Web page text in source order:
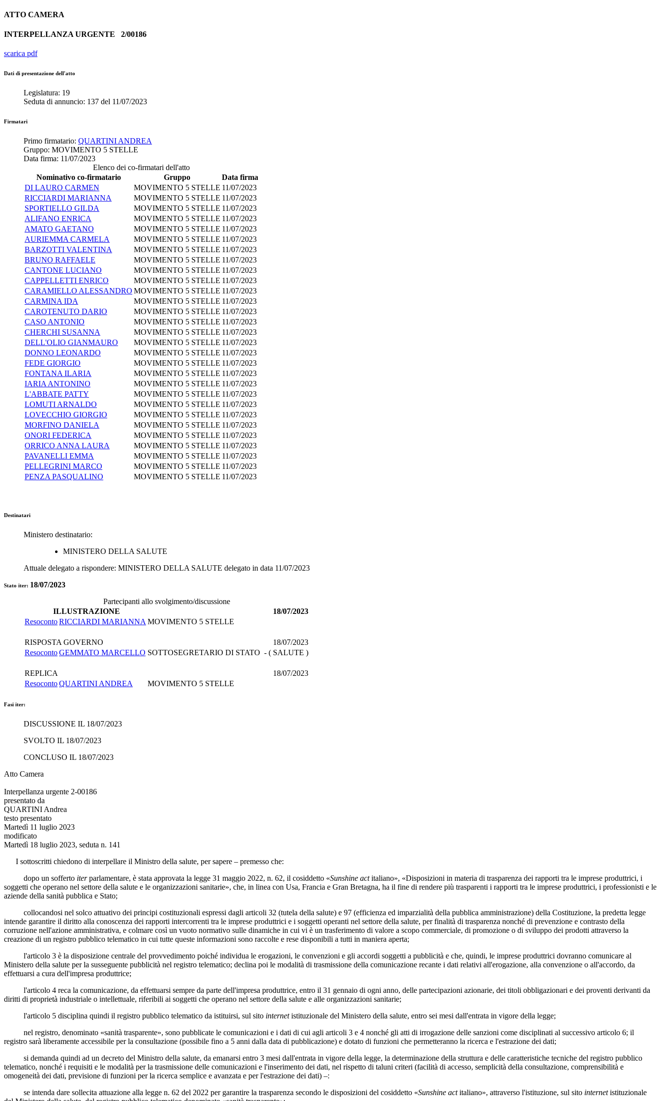
ATTO CAMERA
INTERPELLANZA URGENTE 2/00186
scarica pdf
Dati di presentazione dell'atto
Legislatura: 19
Seduta di annuncio: 137 del 11/07/2023
Firmatari
Primo firmatario: QUARTINI ANDREA
Gruppo: MOVIMENTO 5 STELLE
Data firma: 11/07/2023
Elenco dei co-firmatari dell'atto
Nominativo co-firmatario
Gruppo
Data firma
DI LAURO CARMEN
MOVIMENTO 5 STELLE 11/07/2023
RICCIARDI MARIANNA
MOVIMENTO 5 STELLE 11/07/2023
SPORTIELLO GILDA
MOVIMENTO 5 STELLE 11/07/2023
ALIFANO ENRICA
MOVIMENTO 5 STELLE 11/07/2023
AMATO GAETANO
MOVIMENTO 5 STELLE 11/07/2023
AURIEMMA CARMELA
MOVIMENTO 5 STELLE 11/07/2023
BARZOTTI VALENTINA
MOVIMENTO 5 STELLE 11/07/2023
BRUNO RAFFAELE
MOVIMENTO 5 STELLE 11/07/2023
CANTONE LUCIANO
MOVIMENTO 5 STELLE 11/07/2023
CAPPELLETTI ENRICO
MOVIMENTO 5 STELLE 11/07/2023
CARAMIELLO ALESSANDRO MOVIMENTO 5 STELLE 11/07/2023
CARMINA IDA
MOVIMENTO 5 STELLE 11/07/2023
CAROTENUTO DARIO
MOVIMENTO 5 STELLE 11/07/2023
CASO ANTONIO
MOVIMENTO 5 STELLE 11/07/2023
CHERCHI SUSANNA
MOVIMENTO 5 STELLE 11/07/2023
DELL'OLIO GIANMAURO
MOVIMENTO 5 STELLE 11/07/2023
DONNO LEONARDO
MOVIMENTO 5 STELLE 11/07/2023
FEDE GIORGIO
MOVIMENTO 5 STELLE 11/07/2023
FONTANA ILARIA
MOVIMENTO 5 STELLE 11/07/2023
IARIA ANTONINO
MOVIMENTO 5 STELLE 11/07/2023
L'ABBATE PATTY
MOVIMENTO 5 STELLE 11/07/2023
LOMUTI ARNALDO
MOVIMENTO 5 STELLE 11/07/2023
LOVECCHIO GIORGIO
MOVIMENTO 5 STELLE 11/07/2023
MORFINO DANIELA
MOVIMENTO 5 STELLE 11/07/2023
ONORI FEDERICA
MOVIMENTO 5 STELLE 11/07/2023
ORRICO ANNA LAURA
MOVIMENTO 5 STELLE 11/07/2023
PAVANELLI EMMA
MOVIMENTO 5 STELLE 11/07/2023
PELLEGRINI MARCO
MOVIMENTO 5 STELLE 11/07/2023
PENZA PASQUALINO
MOVIMENTO 5 STELLE 11/07/2023
Destinatari
Ministero destinatario:
MINISTERO DELLA SALUTE
Attuale delegato a rispondere: MINISTERO DELLA SALUTE delegato in data 11/07/2023
Stato iter: 18/07/2023
Partecipanti allo svolgimento/discussione
ILLUSTRAZIONE
18/07/2023
ResocontoRICCIARDI MARIANNA MOVIMENTO 5 STELLE
RISPOSTA GOVERNO
18/07/2023
ResocontoGEMMATO MARCELLO SOTTOSEGRETARIO DI STATO - ( SALUTE )
REPLICA
18/07/2023
ResocontoQUARTINI ANDREA MOVIMENTO 5 STELLE
Fasi iter:
DISCUSSIONE IL 18/07/2023
SVOLTO IL 18/07/2023
CONCLUSO IL 18/07/2023
Atto Camera
Interpellanza urgente 2-00186
presentato da
QUARTINI Andrea
testo presentato
Martedì 11 luglio 2023
modificato
Martedì 18 luglio 2023, seduta n. 141
I sottoscritti chiedono di interpellare il Ministro della salute, per sapere – premesso che:
dopo un sofferto iterparlamentare, è stata approvata la legge 31 maggio 2022, n. 62, il cosiddetto «Sunshine actitaliano», «Disposizioni in materia di trasparenza dei rapporti tra le imprese produttrici, i
soggetti che operano nel settore della salute e le organizzazioni sanitarie», che, in linea con Usa, Francia e Gran Bretagna, ha il fine di rendere più trasparenti i rapporti tra le imprese produttrici, i professionisti e le
aziende della sanità pubblica e Stato;
collocandosi nel solco attuativo dei principi costituzionali espressi dagli articoli 32 (tutela della salute) e 97 (efficienza ed imparzialità della pubblica amministrazione) della Costituzione, la predetta legge
intende garantire il diritto alla conoscenza dei rapporti intercorrenti tra le imprese produttrici e i soggetti operanti nel settore della salute, per finalità di trasparenza nonché di prevenzione e contrasto della
corruzione nell'azione amministrativa, e colmare così un vuoto normativo sulle dinamiche in cui vi è un trasferimento di valore a scopo commerciale, di promozione o di sviluppo dei prodotti attraverso la
creazione di un registro pubblico telematico in cui tutte queste informazioni sono raccolte e rese disponibili a tutti in maniera aperta;
l'articolo 3 è la disposizione centrale del provvedimento poiché individua le erogazioni, le convenzioni e gli accordi soggetti a pubblicità e che, quindi, le imprese produttrici dovranno comunicare al
Ministero della salute per la susseguente pubblicità nel registro telematico; declina poi le modalità di trasmissione della comunicazione recante i dati relativi all'erogazione, alla convenzione o all'accordo, da
effettuarsi a cura dell'impresa produttrice;
l'articolo 4 reca la comunicazione, da effettuarsi sempre da parte dell'impresa produttrice, entro il 31 gennaio di ogni anno, delle partecipazioni azionarie, dei titoli obbligazionari e dei proventi derivanti da
diritti di proprietà industriale o intellettuale, riferibili ai soggetti che operano nel settore della salute e alle organizzazioni sanitarie;
l'articolo 5 disciplina quindi il registro pubblico telematico da istituirsi, sul sito internetistituzionale del Ministero della salute, entro sei mesi dall'entrata in vigore della legge;
nel registro, denominato «sanità trasparente», sono pubblicate le comunicazioni e i dati di cui agli articoli 3 e 4 nonché gli atti di irrogazione delle sanzioni come disciplinati al successivo articolo 6; il
registro sarà liberamente accessibile per la consultazione (possibile fino a 5 anni dalla data di pubblicazione) e dotato di funzioni che permetteranno la ricerca e l'estrazione dei dati;
si demanda quindi ad un decreto del Ministro della salute, da emanarsi entro 3 mesi dall'entrata in vigore della legge, la determinazione della struttura e delle caratteristiche tecniche del registro pubblico
telematico, nonché i requisiti e le modalità per la trasmissione delle comunicazioni e l'inserimento dei dati, nel rispetto di taluni criteri (facilità di accesso, semplicità della consultazione, comprensibilità e
omogeneità dei dati, previsione di funzioni per la ricerca semplice e avanzata e per l'estrazione dei dati) –:
se intenda dare sollecita attuazione alla legge n. 62 del 2022 per garantire la trasparenza secondo le disposizioni del cosiddetto «Sunshine actitaliano», attraverso l'istituzione, sul sito internetistituzionale